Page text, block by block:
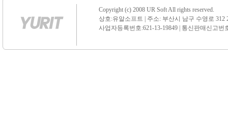
Copyright (c) 2008 UR Soft All rights reserved.
상호:유알소프트 | 주소: 부산시 남구 수영로 312
사업자등록번호:621-13-19849 | 통신판매신고번